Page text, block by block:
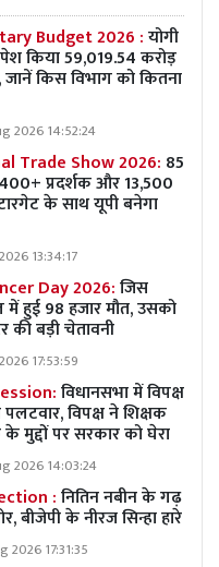
Budget 2026 :योगी
किया 59,019.54 करोड़
किस विभाग को कितना
2026 14:52:24
Trade Show 2026: 85
प्रदर्शक और 13,500
के साथ यूपी बनेगा
13:34:17
Day 2026:जिस
में हुई 98 हजार मौत, उसको
की बड़ी चेतावनी
17:53:59
विधानसभा में विपक्ष
विपक्ष ने शिक्षक
मुद्दों पर सरकार को घेरा
2026 14:03:24
:नितिन नबीन के गढ़
बीजेपी के नीरज सिन्हा हारे
2026 17:31:35